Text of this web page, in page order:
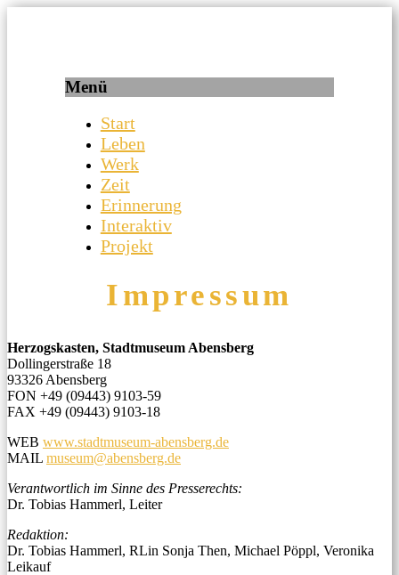
Menü
Start
Leben
Werk
Zeit
Erinnerung
Interaktiv
Projekt
Impressum
Herzogskasten, Stadtmuseum Abensberg
Dollingerstraße 18
93326 Abensberg
FON +49 (09443) 9103-59
FAX +49 (09443) 9103-18
WEB www.stadtmuseum-abensberg.de
MAIL museum@abensberg.de
Verantwortlich im Sinne des Presserechts:
Dr. Tobias Hammerl, Leiter
Redaktion:
Dr. Tobias Hammerl, RLin Sonja Then, Michael Pöppl, Veronika
Leikauf